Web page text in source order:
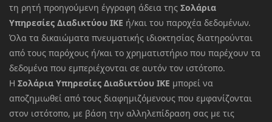
τη ρητή προηγούμενη έγγραφη άδεια της Σολάρια
Υπηρεσίες Διαδικτύου ΙΚΕ ή/και του παροχέα δεδομένων.
Όλα τα δικαιώματα πνευματικής ιδιοκτησίας διατηρούνται
από τους παρόχους ή/και το χρηματιστήριο που παρέχουν τα
δεδομένα που εμπεριέχονται σε αυτόν τον ιστότοπο.
Η Σολάρια Υπηρεσίες Διαδικτύου ΙΚΕ μπορεί να
αποζημιωθεί από τους διαφημιζόμενους που εμφανίζονται
στον ιστότοπο, με βάση την αλληλεπίδραση σας με τις